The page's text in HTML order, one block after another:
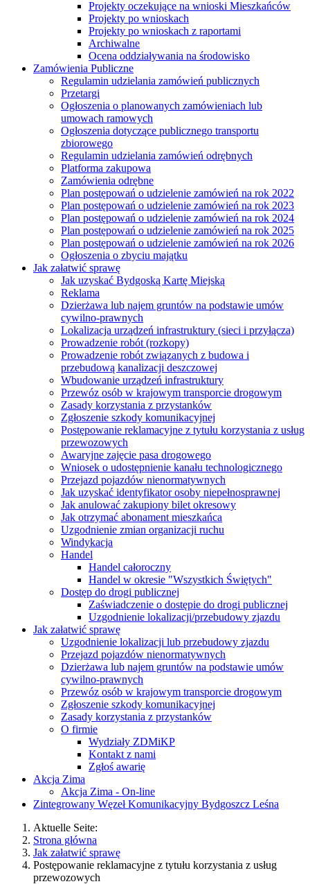
Projekty oczekujące na wnioski Mieszkańców
Projekty po wnioskach
Projekty po wnioskach z raportami
Archiwalne
Ocena oddziaływania na środowisko
Zamówienia Publiczne
Regulamin udzielania zamówień publicznych
Przetargi
Ogłoszenia o planowanych zamówieniach lub
umowach ramowych
Ogłoszenia dotyczące publicznego transportu
zbiorowego
Regulamin udzielania zamówień odrębnych
Platforma zakupowa
Zamówienia odrębne
Plan postępowań o udzielenie zamówień na rok 2022
Plan postępowań o udzielenie zamówień na rok 2023
Plan postępowań o udzielenie zamówień na rok 2024
Plan postępowań o udzielenie zamówień na rok 2025
Plan postępowań o udzielenie zamówień na rok 2026
Ogłoszenia o zbyciu majątku
Jak załatwić sprawę
Jak uzyskać Bydgoską Kartę Miejską
Reklama
Dzierżawa lub najem gruntów na podstawie umów
cywilno-prawnych
Lokalizacja urządzeń infrastruktury (sieci i przyłącza)
Prowadzenie robót (rozkopy)
Prowadzenie robót związanych z budowa i
przebudową kanalizacji deszczowej
Wbudowanie urządzeń infrastruktury
Przewóz osób w krajowym transporcie drogowym
Zasady korzystania z przystanków
Zgłoszenie szkody komunikacyjnej
Postępowanie reklamacyjne z tytułu korzystania z usług
przewozowych
Awaryjne zajęcie pasa drogowego
Wniosek o udostępnienie kanału technologicznego
Przejazd pojazdów nienormatywnych
Jak uzyskać identyfikator osoby niepełnosprawnej
Jak anulować zakupiony bilet okresowy
Jak otrzymać abonament mieszkańca
Uzgodnienie zmian organizacji ruchu
Windykacja
Handel
Handel całoroczny
Handel w okresie "Wszystkich Świętych"
Dostęp do drogi publicznej
Zaświadczenie o dostępie do drogi publicznej
Uzgodnienie lokalizacji/przebudowy zjazdu
Jak załatwić sprawę
Uzgodnienie lokalizacji lub przebudowy zjazdu
Przejazd pojazdów nienormatywnych
Dzierżawa lub najem gruntów na podstawie umów
cywilno-prawnych
Przewóz osób w krajowym transporcie drogowym
Zgłoszenie szkody komunikacyjnej
Zasady korzystania z przystanków
O firmie
Wydziały ZDMiKP
Kontakt z nami
Zgłoś awarię
Akcja Zima
Akcja Zima - On-line
Zintegrowany Węzeł Komunikacyjny Bydgoszcz Leśna
Aktuelle Seite:
Strona główna
Jak załatwić sprawę
Postępowanie reklamacyjne z tytułu korzystania z usług
przewozowych